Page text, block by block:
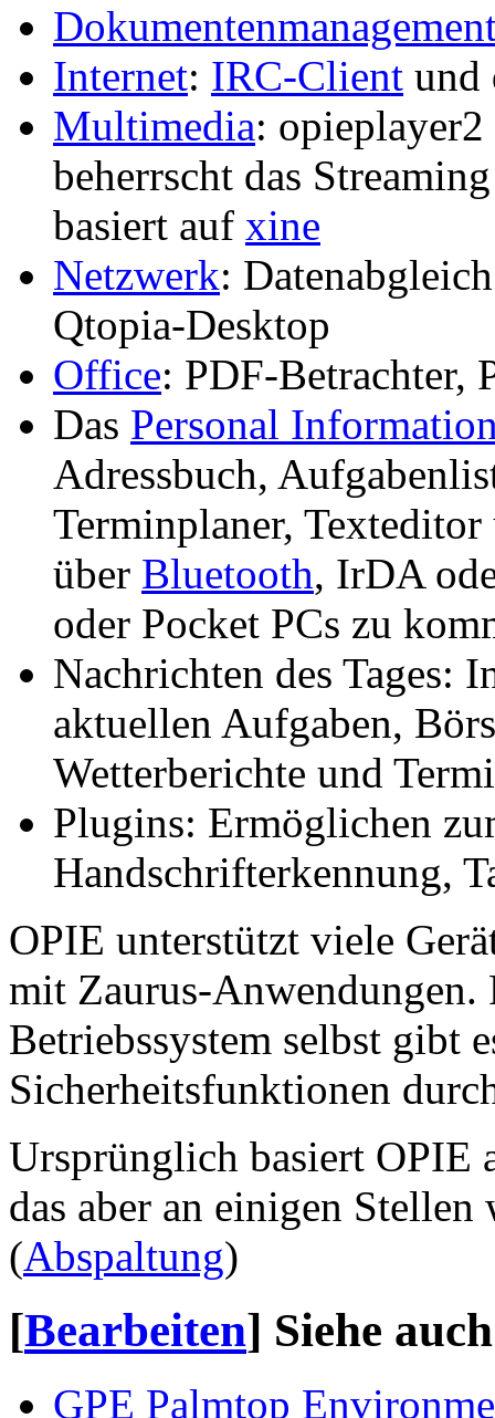
Internet: IRC-Client und
Multimedia:
beherrscht das
basiert auf xine
Netzwerk:
Qtopia-Desktop
Office: PDF-Betrachter,
Das Personal
Adressbuch,
Terminplaner,
über Bluetooth, IrDA
oder Pocket PCs zu
Nachrichten des Tages:
aktuellen Aufgaben,
Wetterberichte und
Plugins: Ermöglichen
Handschrifterkennung,
OPIE unterstützt viele
mit Zaurus-
Betriebssystem selbst gibt
Sicherheitsfunktionen
Ursprünglich basiert OPIE
das aber an einigen
(Abspaltung)
[Bearbeiten] Siehe auch
GPE Palmtop